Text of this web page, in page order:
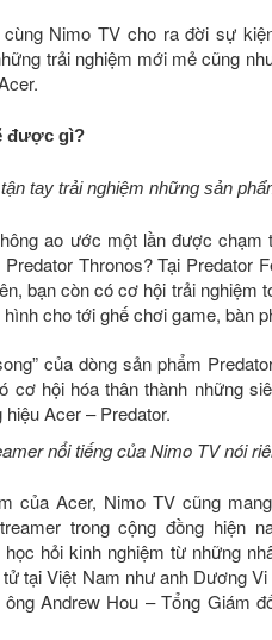
Nimo TV cho ra đời sự
trải nghiệm mới mẻ cũng
được gì?
tay trải nghiệm những sản
ao ước một lần được chạm
Predator Thronos? Tại
bạn còn có cơ hội trải nghiệm
cho tới ghế chơi game, bàn
của dòng sản phẩm
cơ hội hóa thân thành những
Acer – Predator.
nổi tiếng của Nimo TV nói
của Acer, Nimo TV cũng
trongcộng đồng hiện
hỏi kinh nghiệm từ những
tại Việt Nam như anh Dương
Andrew Hou – Tổng Giám